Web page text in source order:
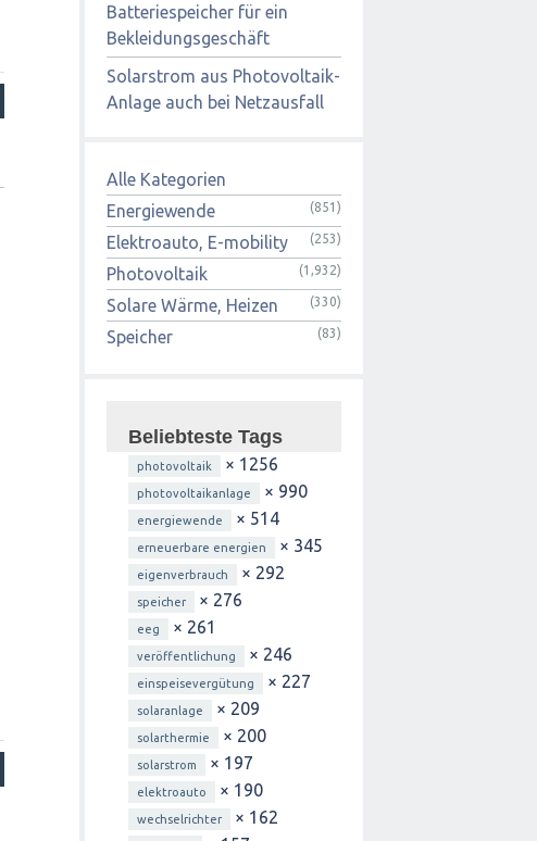
Batteriespeicher für ein
Bekleidungsgeschäft
Solarstrom aus Photovoltaik-
Anlage auch bei Netzausfall
Alle Kategorien
Energiewende
(851)
Elektroauto, E-mobility (253)
Photovoltaik (1,932)
Solare Wärme, Heizen (330)
Speicher (83)
Beliebteste Tags
photovoltaik × 1256
photovoltaikanlage × 990
energiewende × 514
erneuerbare energien × 345
eigenverbrauch × 292
speicher × 276
eeg × 261
veröffentlichung × 246
einspeisevergütung × 227
solaranlage × 209
solarthermie × 200
solarstrom × 197
elektroauto × 190
wechselrichter × 162